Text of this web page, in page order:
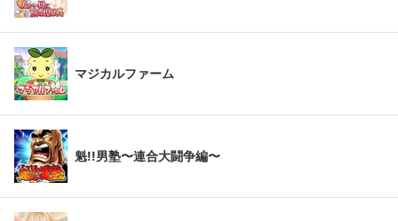
マジカルファーム
魁!!男塾〜連合大闘争編〜